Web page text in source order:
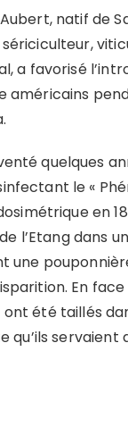
natif de
a favorisé
américains
quelques
le «
en
l’Etang dans
une
En
ont été taillés
qu’ils servaient